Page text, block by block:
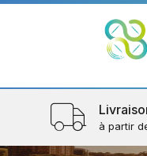
à partir